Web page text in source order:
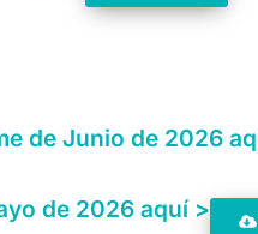
de Junio de 2026
de 2026 aquí >